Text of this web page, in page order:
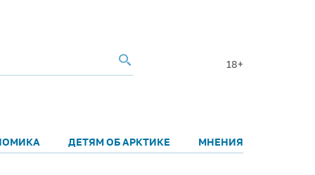
18+
ДЕТЯМ ОБ АРКТИКЕ МНЕНИЯ